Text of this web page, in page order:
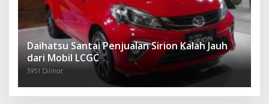
Daihatsu Santai Penjualan Sirion Kalah Jauh
dari Mobil LCGC
3951 Dilihat